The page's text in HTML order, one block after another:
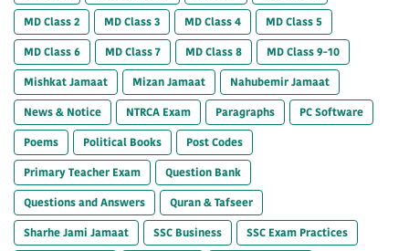
MD Class 2
MD Class 3 MD Class 4
MD Class 5
MD Class 6
MD Class 7 MD Class 8
MD Class 9-10
Mishkat Jamaat
Mizan Jamaat
Nahubemir Jamaat
News & Notice
NTRCA Exam Paragraphs
PC Software
Poems
Political Books
Post Codes
Primary Teacher Exam
Question Bank
Questions and Answers
Quran & Tafseer
Sharhe Jami Jamaat
SSC Business
SSC Exam Practices